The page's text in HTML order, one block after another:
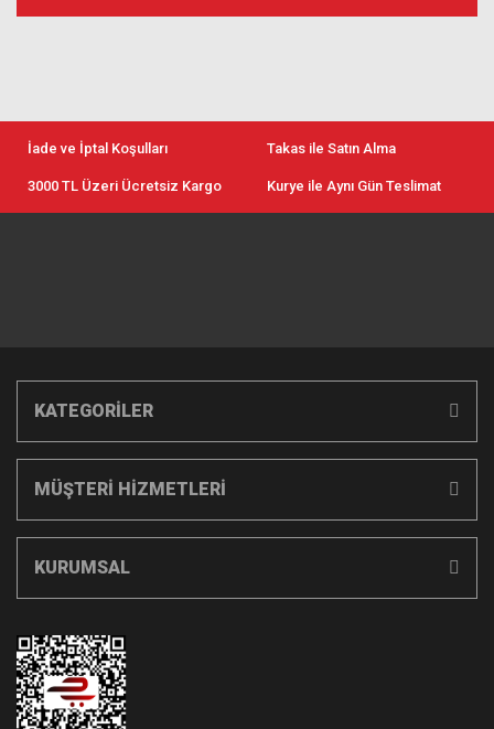
İade ve İptal Koşulları Takas ile Satın Alma
3000 TL Üzeri Ücretsiz Kargo Kurye ile Aynı Gün Teslimat
KATEGORİLER
MÜŞTERİ HİZMETLERİ
KURUMSAL